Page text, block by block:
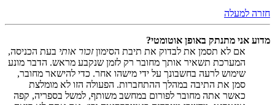
חזרה למעלה
מדוע אני מתנתק באופן אוטומטי?
אם לא תסמן את לבדוק את תיבת הסימוןזכור אותי בעת הכניסה,
המערכת תשאיר אותך מחובר רק לזמן שנקבע מראש. הדבר מונע
שימוש לרעה בחשבונך על ידי מישהו אחר. כדי להישאר מחובר,
סמן את התיבה במהלך ההתחברות. הפעולה הזו לא מומלצת
כאשר אתה מחובר לפורום במחשב משותף, למשל בספריה, קפה